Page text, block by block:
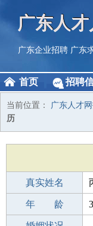
广东人
广东企业招聘 广东
首页 招聘
当前位置： 广东人才
历
真实姓名
性 别
年 龄